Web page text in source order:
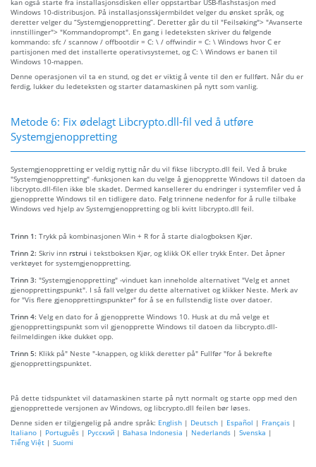
Windows 10-distribusjon. På installasjonsskjermbildet velger du ønsket språk, og
deretter velger du “Systemgjenoppretting”. Deretter går du til "Feilsøking"> "Avanserte
innstillinger"> "Kommandoprompt". En gang i ledeteksten skriver du følgende
kommando: sfc / scannow / offbootdir = C: \ / offwindir = C: \ Windows hvor C er
partisjonen med det installerte operativsystemet, og C: \ Windows er banen til
Windows 10-mappen.
Denne operasjonen vil ta en stund, og det er viktig å vente til den er fullført. Når du er
ferdig, lukker du ledeteksten og starter datamaskinen på nytt som vanlig.
Metode 6: Fix ødelagt Libcrypto.dll-fil ved å utføre
Systemgjenoppretting
Systemgjenoppretting er veldig nyttig når du vil fikse libcrypto.dll feil. Ved å bruke
"Systemgjenoppretting" -funksjonen kan du velge å gjenopprette Windows til datoen da
libcrypto.dll-filen ikke ble skadet. Dermed kansellerer du endringer i systemfiler ved å
gjenopprette Windows til en tidligere dato. Følg trinnene nedenfor for å rulle tilbake
Windows ved hjelp av Systemgjenoppretting og bli kvitt libcrypto.dll feil.
Trinn 1: Trykk på kombinasjonen Win + R for å starte dialogboksen Kjør.
Trinn 2: Skriv inn rstrui i tekstboksen Kjør, og klikk OK eller trykk Enter. Det åpner
verktøyet for systemgjenoppretting.
Trinn 3: "Systemgjenoppretting" -vinduet kan inneholde alternativet "Velg et annet
gjenopprettingspunkt". I så fall velger du dette alternativet og klikker Neste. Merk av
for "Vis flere gjenopprettingspunkter" for å se en fullstendig liste over datoer.
Trinn 4: Velg en dato for å gjenopprette Windows 10. Husk at du må velge et
gjenopprettingspunkt som vil gjenopprette Windows til datoen da libcrypto.dll-
feilmeldingen ikke dukket opp.
Trinn 5: Klikk på" Neste "-knappen, og klikk deretter på" Fullfør "for å bekrefte
gjenopprettingspunktet.
På dette tidspunktet vil datamaskinen starte på nytt normalt og starte opp med den
gjenopprettede versjonen av Windows, og libcrypto.dll feilen bør løses.
Denne siden er tilgjengelig på andre språk: English | Deutsch | Español | Français |
Italiano | Português | Русский | Bahasa Indonesia | Nederlands | Svenska |
Tiếng Việt | Suomi